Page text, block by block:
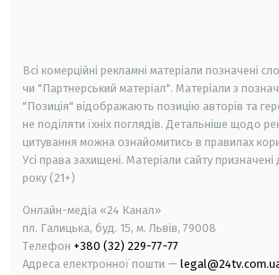
Всі комерційні рекламні матеріали позначені
чи "Партнерський матеріал". Матеріали з
"Позиція" відображають позицію авторів та
не поділяти їхніх поглядів. Детальніше щодо
цитування можна ознайомитись в правилах
Усі права захищені. Матеріали сайту призначені
року (21+)
Онлайн-медіа «24 Канал»
пл. Галицька, буд. 15, м. Львів, 79008
Телефон +380 (32) 229-77-77
Адреса електронної пошти —